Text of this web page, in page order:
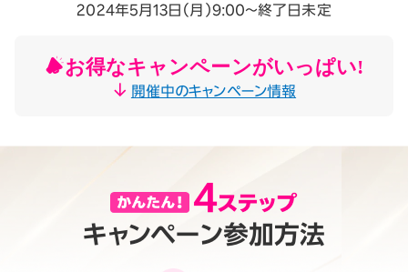
2024年5月13日（月）9:00～終了日未定
お得なキャンペーンがいっぱい!
開催中のキャンペーン情報
キャンペーン参加方法